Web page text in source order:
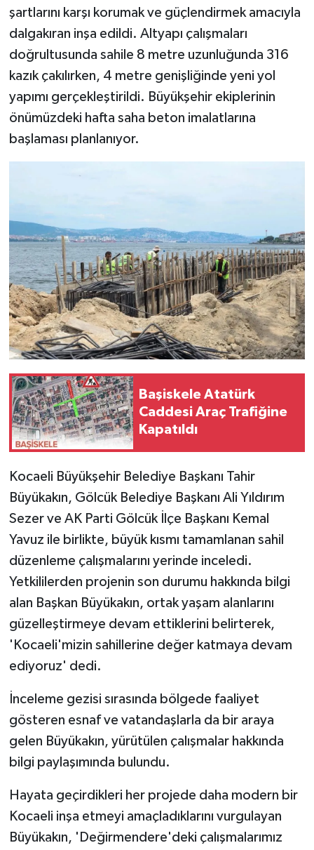
şartlarını karşı korumak ve güçlendirmek amacıyla
dalgakıran inşa edildi. Altyapı çalışmaları
doğrultusunda sahile 8 metre uzunluğunda 316
kazık çakılırken, 4 metre genişliğinde yeni yol
yapımı gerçekleştirildi. Büyükşehir ekiplerinin
önümüzdeki hafta saha beton imalatlarına
başlaması planlanıyor.
Başiskele Atatürk
Caddesi Araç Trafiğine
Kapatıldı
Kocaeli Büyükşehir Belediye Başkanı Tahir
Büyükakın, Gölcük Belediye Başkanı Ali Yıldırım
Sezer ve AK Parti Gölcük İlçe Başkanı Kemal
Yavuz ile birlikte, büyük kısmı tamamlanan sahil
düzenleme çalışmalarını yerinde inceledi.
Yetkililerden projenin son durumu hakkında bilgi
alan Başkan Büyükakın, ortak yaşam alanlarını
güzelleştirmeye devam ettiklerini belirterek,
'Kocaeli'mizin sahillerine değer katmaya devam
ediyoruz' dedi.
İnceleme gezisi sırasında bölgede faaliyet
gösteren esnaf ve vatandaşlarla da bir araya
gelen Büyükakın, yürütülen çalışmalar hakkında
bilgi paylaşımında bulundu.
Hayata geçirdikleri her projede daha modern bir
Kocaeli inşa etmeyi amaçladıklarını vurgulayan
Büyükakın, 'Değirmendere'deki çalışmalarımız